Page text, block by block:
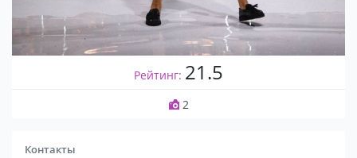
Рейтинг: 21.5
2
Контакты